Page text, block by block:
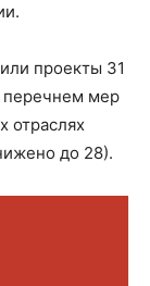
проекты 31
перечнем мер
отраслях
до 28).